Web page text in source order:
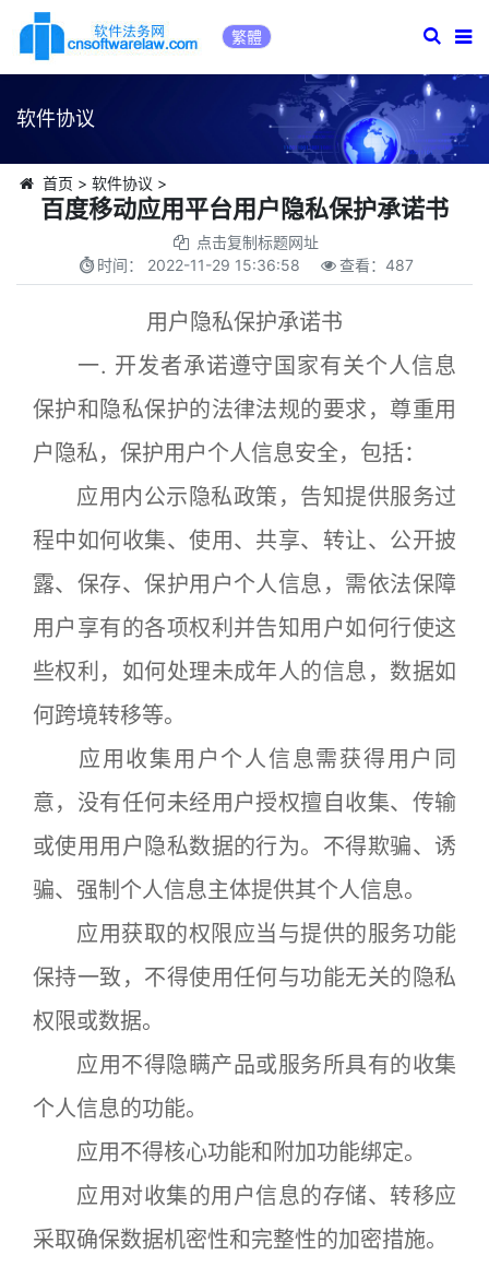
繁體
软件协议
首页 > 软件协议 >
百度移动应用平台用户隐私保护承诺书
点击复制标题网址
时间： 2022-11-29 15:36:58 查看： 487
用户隐私保护承诺书
一. 开发者承诺遵守国家有关个人信息
保护和隐私保护的法律法规的要求，尊重用
户隐私，保护用户个人信息安全，包括：
应用内公示隐私政策，告知提供服务过
程中如何收集、使用、共享、转让、公开披
露、保存、保护用户个人信息，需依法保障
用户享有的各项权利并告知用户如何行使这
些权利，如何处理未成年人的信息，数据如
何跨境转移等。
应用收集用户个人信息需获得用户同
意，没有任何未经用户授权擅自收集、传输
或使用用户隐私数据的行为。不得欺骗、诱
骗、强制个人信息主体提供其个人信息。
应用获取的权限应当与提供的服务功能
保持一致，不得使用任何与功能无关的隐私
权限或数据。
应用不得隐瞒产品或服务所具有的收集
个人信息的功能。
应用不得核心功能和附加功能绑定。
应用对收集的用户信息的存储、转移应
采取确保数据机密性和完整性的加密措施。